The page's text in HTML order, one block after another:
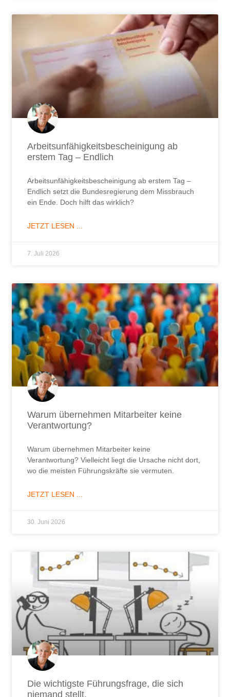
Arbeitsunfähigkeitsbescheinigung ab
erstem Tag – Endlich
Arbeitsunfähigkeitsbescheinigung ab erstem Tag –
Endlich setzt die Bundesregierung dem Missbrauch
ein Ende. Doch hilft das wirklich?
JETZT LESEN ...
7. Juli 2026
Warum übernehmen Mitarbeiter keine
Verantwortung?
Warum übernehmen Mitarbeiter keine
Verantwortung? Vielleicht liegt die Ursache nicht dort,
wo die meisten Führungskräfte sie vermuten.
JETZT LESEN ...
30. Juni 2026
Die wichtigste Führungsfrage, die sich
niemand stellt.